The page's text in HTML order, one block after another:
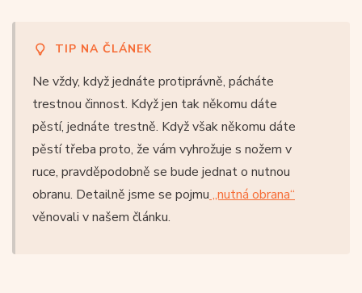
TIP NA ČLÁNEK
Ne vždy, když jednáte protiprávně, pácháte
trestnou činnost. Když jen tak někomu dáte
pěstí, jednáte trestně. Když však někomu dáte
pěstí třeba proto, že vám vyhrožuje s nožem v
ruce, pravděpodobně se bude jednat o nutnou
obranu. Detailně jsme se pojmu „nutná obrana“
věnovali v našem článku.